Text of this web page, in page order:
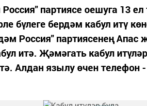
партиясе оешуга 13 ел
бүлеге бердәм кабул итү
Россия" партиясенең Апас
итә. Җәмәгать кабул
Алдан язылу өчен телефон